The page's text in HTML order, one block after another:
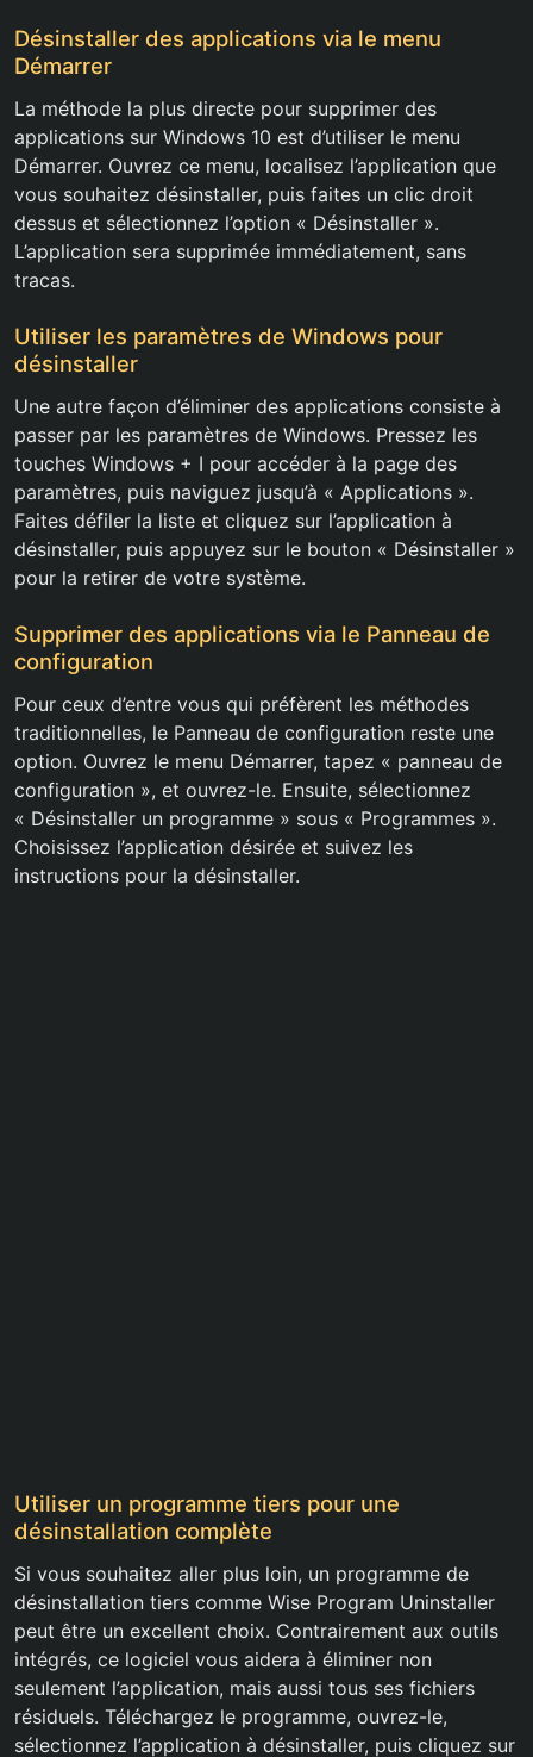
Désinstaller des applications via le menu
Démarrer
La méthode la plus directe pour supprimer des
applications sur Windows 10 est d’utiliser le menu
Démarrer. Ouvrez ce menu, localisez l’application que
vous souhaitez désinstaller, puis faites un clic droit
dessus et sélectionnez l’option « Désinstaller ».
L’application sera supprimée immédiatement, sans
tracas.
Utiliser les paramètres de Windows pour
désinstaller
Une autre façon d’éliminer des applications consiste à
passer par les paramètres de Windows. Pressez les
touches Windows + I pour accéder à la page des
paramètres, puis naviguez jusqu’à « Applications ».
Faites défiler la liste et cliquez sur l’application à
désinstaller, puis appuyez sur le bouton « Désinstaller »
pour la retirer de votre système.
Supprimer des applications via le Panneau de
configuration
Pour ceux d’entre vous qui préfèrent les méthodes
traditionnelles, le Panneau de configuration reste une
option. Ouvrez le menu Démarrer, tapez « panneau de
configuration », et ouvrez-le. Ensuite, sélectionnez
« Désinstaller un programme » sous « Programmes ».
Choisissez l’application désirée et suivez les
instructions pour la désinstaller.
Utiliser un programme tiers pour une
désinstallation complète
Si vous souhaitez aller plus loin, un programme de
désinstallation tiers comme Wise Program Uninstaller
peut être un excellent choix. Contrairement aux outils
intégrés, ce logiciel vous aidera à éliminer non
seulement l’application, mais aussi tous ses fichiers
résiduels. Téléchargez le programme, ouvrez-le,
sélectionnez l’application à désinstaller, puis cliquez sur